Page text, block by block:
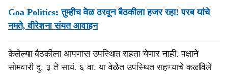
Goa Politics: तुम्हीच वेळ ठरवून बैठकीला हजर रहा! परब यांचे
नमते, वीरेशना संयत आवाहन
केलेल्या बैठकीला आपणास उपस्थित राहता येणार नाही. पक्षाने
सोमवारी दु. ३ ते सायं. ६ वा. या वेळेत उपस्थित राहण्याचे कळविले